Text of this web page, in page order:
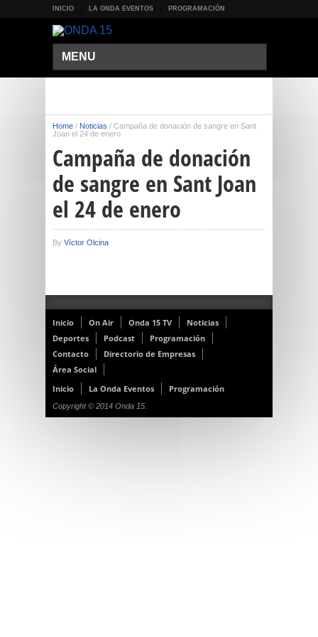
INICIO LA ONDA EVENTOS PROGRAMACIÓN
MENU
Home / Noticias / Campaña de donación de sangre en Sant
Joan el 24 de enero
Campaña de donación
de sangre en Sant Joan
el 24 de enero
By Víctor Olcina
Inicio On Air Onda 15 TV
Noticias
Deportes
Podcast
Programación
Contacto
Directorio de Empresas
Área Social
Inicio
La Onda Eventos Programación
Copyright © 2014 Onda 15.